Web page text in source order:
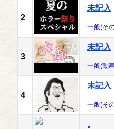
2
未記入
一般(そ
3
未記入
一般(動
4
未記入
一般(そ
。